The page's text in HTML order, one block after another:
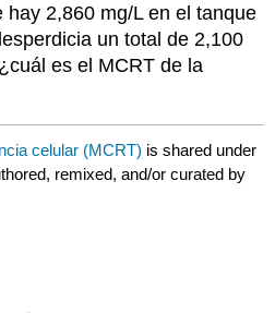
hay 2,860 mg/L en el tanque
un total de 2,100
es el MCRT de la
celular (MCRT) is shared under
remixed, and/or curated by